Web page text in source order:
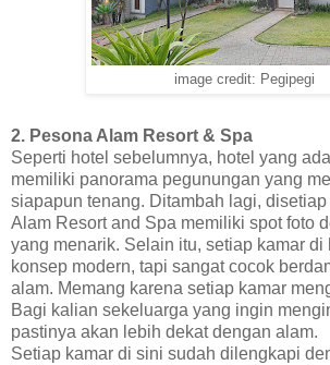
image credit: Pegipegi
2. Pesona Alam Resort & Spa
Seperti hotel sebelumnya, hotel yang
memiliki panorama pegunungan yang
siapapun tenang. Ditambah lagi,
Alam Resort and Spa memiliki spot foto
yang menarik. Selain itu, setiap kamar di
konsep modern, tapi sangat cocok
alam. Memang karena setiap kamar
Bagi kalian sekeluarga yang ingin
pastinya akan lebih dekat dengan alam.
Setiap kamar di sini sudah dilengkapi